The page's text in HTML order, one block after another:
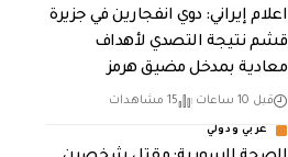
اعلام إيراني: دوي انفجارين في جزيرة
قشم نتيجة التصدي لأهداف
معادية بمدخل مضيق هرمز
قبل 10 ساعات 15 مشاهدات
عربي ودولي